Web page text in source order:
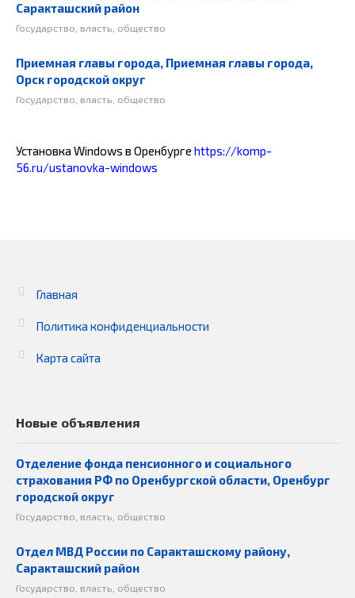
Саракташский район
Государство, власть, общество
Приемная главы города, Приемная главы города,
Орск городской округ
Государство, власть, общество
Установка Windows в Оренбурге https://komp-
56.ru/ustanovka-windows
Главная
Политика конфиденциальности
Карта сайта
Новые объявления
Отделение фонда пенсионного и социального
страхования РФ по Оренбургской области, Оренбург
городской округ
Государство, власть, общество
Отдел МВД России по Саракташскому району,
Саракташский район
Государство, власть, общество